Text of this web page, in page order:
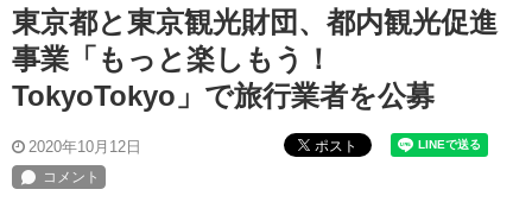
東京都と東京観光財団、都内観光促進
事業「もっと楽しもう！
TokyoTokyo」で旅行業者を公募
2020年10月12日 ポスト